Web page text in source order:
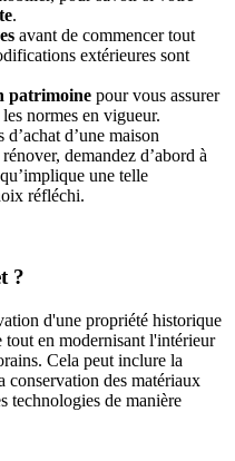
.
avant de commencer tout
extérieures sont
patrimoine pour vous assurer
normes en vigueur.
d’une maison
demandez d’abord à
une telle
réfléchi.
?
d'une propriété historique
tout en modernisant l'intérieur
Cela peut inclure la
conservation des matériaux
technologies de manière